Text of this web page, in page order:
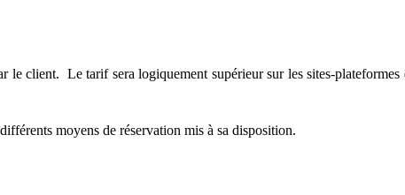
le client. Le tarif sera logiquement supérieur sur les sites-
moyens de réservation mis à sa disposition.